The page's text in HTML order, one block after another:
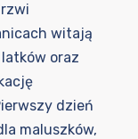
witają
oraz
dzień
maluszków,